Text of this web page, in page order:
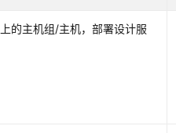
的主机组/主机，部署设计服